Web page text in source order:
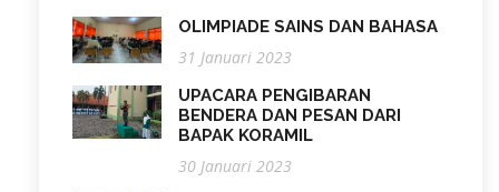
OLIMPIADE SAINS DAN BAHASA
31 Januari 2023
UPACARA PENGIBARAN
BENDERA DAN PESAN DARI
BAPAK KORAMIL
30 Januari 2023